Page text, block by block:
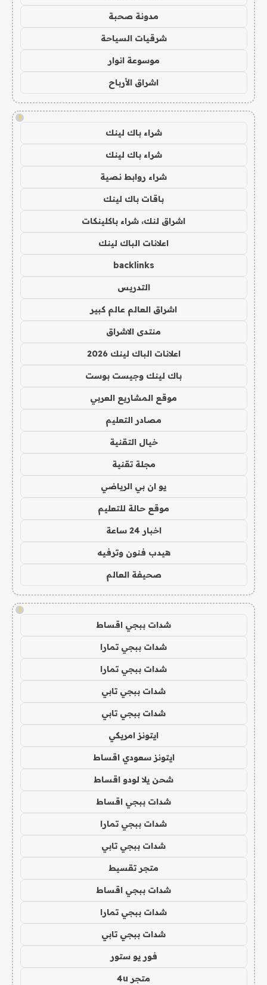
مدونة صحبة
شرقيات السياحة
موسوعة انوار
اشراق الأرباح
!
شراء باك لينك
شراء باك لينك
شراء روابط نصية
باقات باك لينك
اشراق لنك، شراء باكلينكات
اعلانات الباك لينك
backlinks
التدريس
اشراق العالم عالم كبير
منتدى الاشراق
اعلانات الباك لينك 2026
باك لينك وجيست بوست
موقع المشاريع العربي
مصادر التعليم
خيال التقنية
مجلة تقنية
يو ان بي الرياضي
موقع حالة للتعليم
اخبار 24 ساعة
هيدب فنون وترفيه
صحيفة العالم
!
شدات ببجي اقساط
شدات ببجي تمارا
شدات ببجي تمارا
شدات ببجي تابي
شدات ببجي تابي
ايتونز امريكي
ايتونز سعودي اقساط
شحن يلا لودو اقساط
شدات ببجي اقساط
شدات ببجي تمارا
شدات ببجي تابي
متجر تقسيط
شدات ببجي اقساط
شدات ببجي تمارا
شدات ببجي تابي
فور يو ستور
متجر 4u